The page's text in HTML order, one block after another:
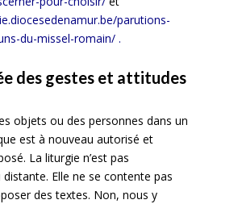
parutions-
du-missel-romain/.
des gestes et attitudes
ou des personnes dans un
est à nouveau autorisé et
La liturgie n’est pas
Elle ne se contente pas
des textes. Non, nous y